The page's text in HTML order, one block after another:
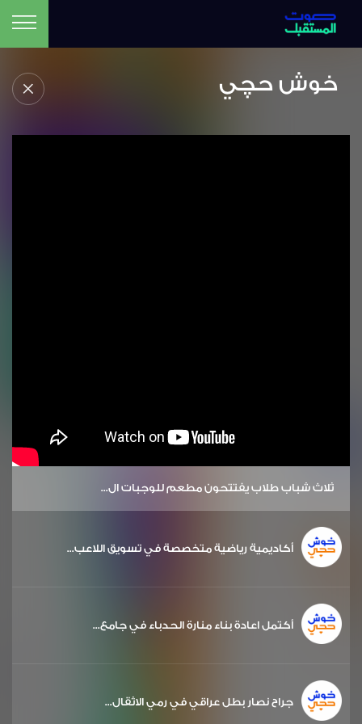
خوش حچي
ثلاث شباب طلاب يفتتحون مطعم للوجبات ال...
أكاديمية رياضية متخصصة في تسويق اللاعب...
أكتمل اعادة بناء منارة الحدباء في جامع...
جراح نصار بطل عراقي في رمي الاثقال...